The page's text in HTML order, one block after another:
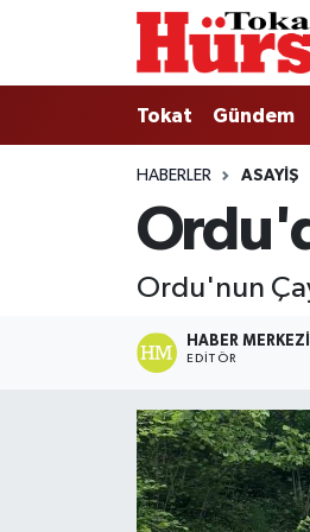
Tokat Gündem
HABERLER ASAYIŞ
Ordu'nun
HABER MERKEZI
EDITÖR
Tokat
Türkiye Gündemi
Gündem
Tokat Spor
Nöbetçi Eczaneler
Hava Durumu
Tokat Namaz Vakitleri
Süper Lig Puan Durumu ve
Son Dakika Haberleri
Haber Arşivi